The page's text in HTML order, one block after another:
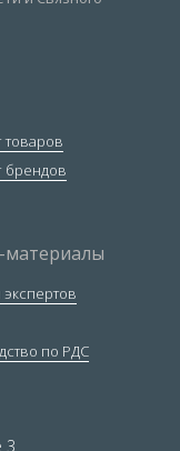
товаров
брендов
по РДС
3